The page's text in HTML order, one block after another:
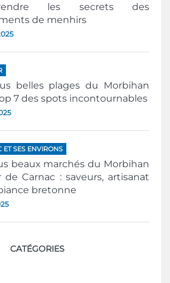
les secrets des
de menhirs
belles plages du Morbihan
7 des spots incontournables
ET SES ENVIRONS
beaux marchés du Morbihan
de Carnac : saveurs, artisanat
bretonne
CATÉGORIES